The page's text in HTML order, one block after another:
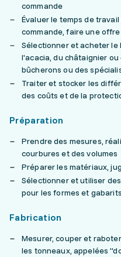
commande
Évaluer le temps de
commande, faire une offre
Sélectionner et acheter le
l'acacia, du châtaignier
bûcherons ou des
Traiter et stocker les
des coûts et de la
Préparation
Prendre des mesures,
courbures et des volumes
Préparer les matériaux,
Sélectionner et utiliser
pour les formes et gabarits
Fabrication
Mesurer, couper et
les tonneaux, appelées